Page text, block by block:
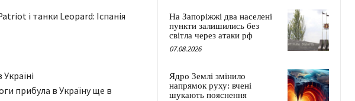
і танки Leopard: Іспанія
прибула в Україну ще в
На Запоріжжі два населені
пункти залишились без
світла через атаки рф
07.08.2026
Ядро Землі змінило
напрямок руху: вчені
шукають пояснення